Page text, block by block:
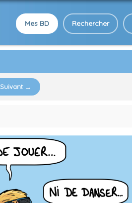
Mes BD Rechercher
Suivant →